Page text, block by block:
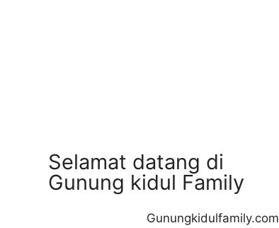
Selamat datang di
Gunung kidul Family
Gunungkidulfamily.com